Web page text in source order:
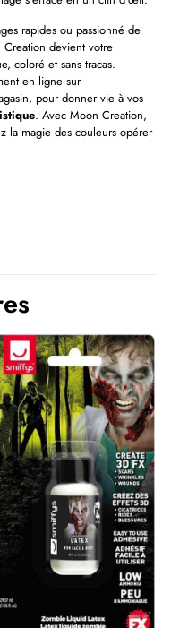
rapides ou passionné de
devient votre
coloré et sans tracas.
en ligne sur
pour donner vie à vos
. Avec Moon Creation,
la magie des couleurs opérer